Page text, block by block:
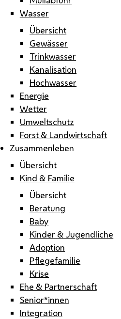
Wasser
Übersicht
Gewässer
Trinkwasser
Kanalisation
Hochwasser
Energie
Wetter
Umweltschutz
Forst & Landwirtschaft
Zusammenleben
Übersicht
Kind & Familie
Übersicht
Beratung
Baby
Kinder & Jugendliche
Adoption
Pflegefamilie
Krise
Ehe & Partnerschaft
Senior*innen
Integration